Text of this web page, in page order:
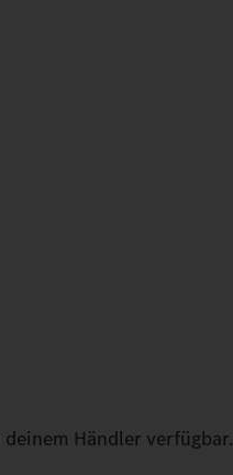
Händler verfügbar.